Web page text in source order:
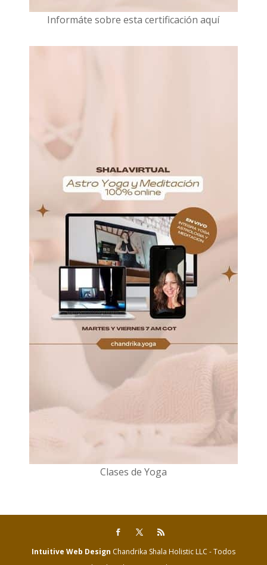
Informáte sobre esta certificación aquí
Clases de Yoga
Intuitive Web Design Chandrika Shala Holistic LLC - Todos